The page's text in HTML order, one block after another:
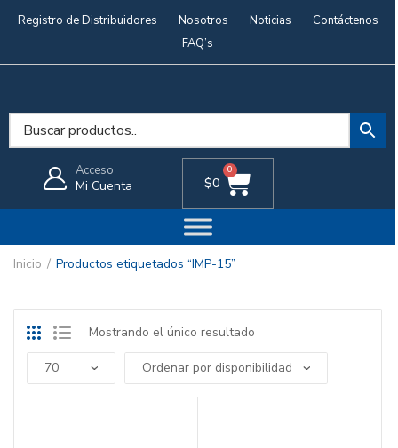
Registro de Distribuidores Nosotros Noticias
Contáctenos
FAQ’s
Acceso
Mi Cuenta $0
0
Inicio Productos etiquetados “IMP-15”
Mostrando el único resultado